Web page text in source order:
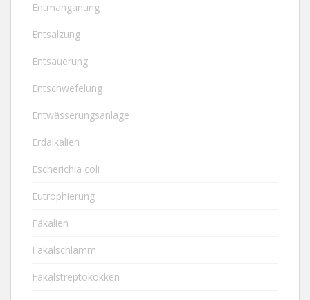
Entmanganung
Entsalzung
Entsäuerung
Entschwefelung
Entwässerungsanlage
Erdalkalien
Escherichia coli
Eutrophierung
Fäkalien
Fäkalschlamm
Fäkalstreptokokken